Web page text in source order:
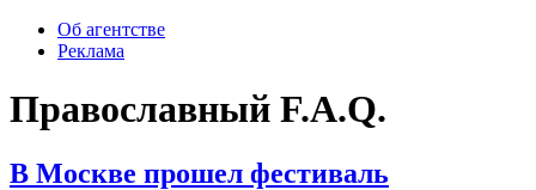
Об агентстве
Реклама
Православный F.A.Q.
В Москве прошел фестиваль